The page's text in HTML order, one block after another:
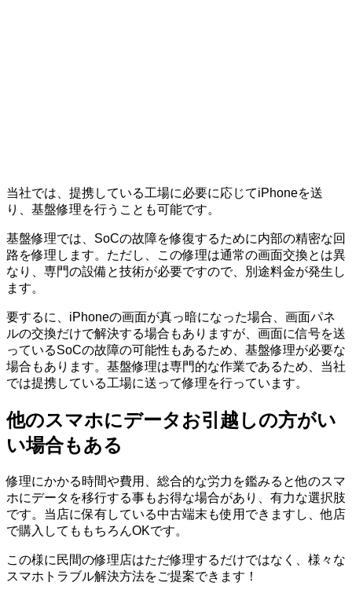
当社では、提携している工場に必要に応じてiPhoneを送
り、基盤修理を行うことも可能です。
基盤修理では、SoCの故障を修復するために内部の精密な回
路を修理します。ただし、この修理は通常の画面交換とは異
なり、専門の設備と技術が必要ですので、別途料金が発生し
ます。
要するに、iPhoneの画面が真っ暗になった場合、画面パネ
ルの交換だけで解決する場合もありますが、画面に信号を送
っているSoCの故障の可能性もあるため、基盤修理が必要な
場合もあります。基盤修理は専門的な作業であるため、当社
では提携している工場に送って修理を行っています。
他のスマホにデータお引越しの方がい
い場合もある
修理にかかる時間や費用、総合的な労力を鑑みると他のスマ
ホにデータを移行する事もお得な場合があり、有力な選択肢
です。当店に保有している中古端末も使用できますし、他店
で購入してももちろんOKです。
この様に民間の修理店はただ修理するだけではなく、様々な
スマホトラブル解決方法をご提案できます！